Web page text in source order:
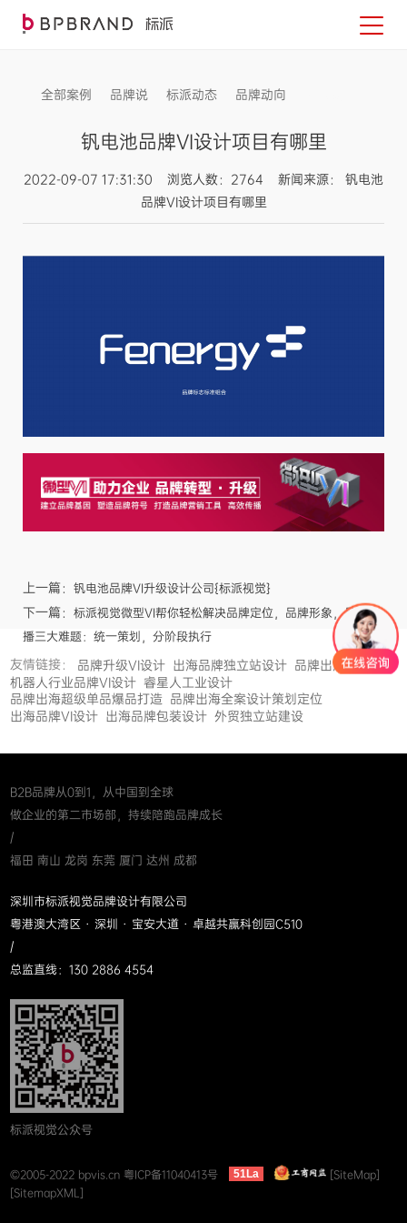
全部案例 品牌说 标派动态 品牌动向
钒电池品牌VI设计项目有哪里
2022-09-07 17:31:30 浏览人数：2764 新闻来源： 钒电池
品牌VI设计项目有哪里
上一篇： 钒电池品牌VI升级设计公司{标派视觉}
下一篇： 标派视觉微型VI帮你轻松解决品牌定位，品牌形象，品牌传
播三大难题：统一策划，分阶段执行
友情链接： 品牌升级VI设计 出海品牌独立站设计 品牌出海
机器人行业品牌VI设计 睿星人工业设计
品牌出海超级单品爆品打造 品牌出海全案设计策划定位
出海品牌VI设计 出海品牌包装设计 外贸独立站建设
B2B品牌从0到1，从中国到全球
做企业的第二市场部，持续陪跑品牌成长
/
福田 南山 龙岗 东莞 厦门 达州 成都
深圳市标派视觉品牌设计有限公司
粤港澳大湾区 · 深圳 · 宝安大道 · 卓越共赢科创园C510
/
总监直线：130 2886 4554
标派视觉公众号
©2005-2022 bpvis.cn 粤ICP备11040413号 51La
[SiteMap]
[SitemapXML]